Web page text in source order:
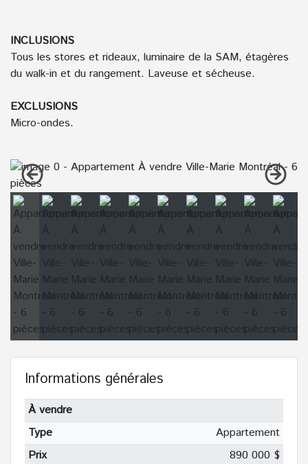
INCLUSIONS
Tous les stores et rideaux, luminaire de la SAM, étagères
du walk-in et du rangement. Laveuse et sécheuse.
EXCLUSIONS
Micro-ondes.
Informations générales
À vendre
Type
Appartement
Prix
890 000 $